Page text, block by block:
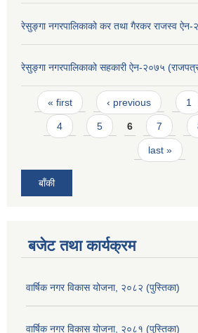
रेसुङ्गा नगरपालिकाको कर तथा गैरकर राजस्व
रेसुङ्गा नगरपालिकाको सहकारी ऐन-२०७५
Pages
« first ‹ previous 1
4 5 6 7
last »
बाँकी
बजेट तथा कार्यक्रम
वार्षिक नगर विकास योजना, २०८२ (पुस्तिका)
वार्षिक नगर विकास योजना, २०८१ (पुस्तिका)